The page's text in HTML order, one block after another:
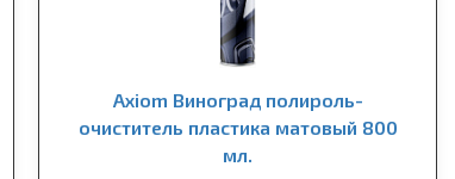
Axiom Виноград полироль-
очиститель пластика матовый 800
мл.